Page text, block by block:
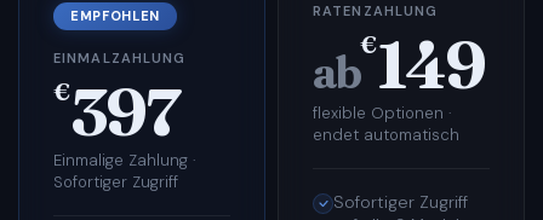
EMPFOHLEN
EINMALZAHLUNG
€397
Einmalige Zahlung ·
Sofortiger Zugriff
RATENZAHLUNG
ab
€149
flexible Optionen ·
endet automatisch
Sofortiger Zugriff